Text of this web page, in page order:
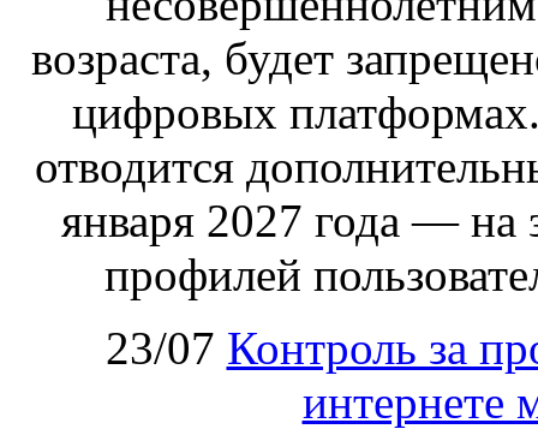
возраста, будет
цифровых
отводится
января 2027 года —
профилей
23/07 Контроль за
интернете